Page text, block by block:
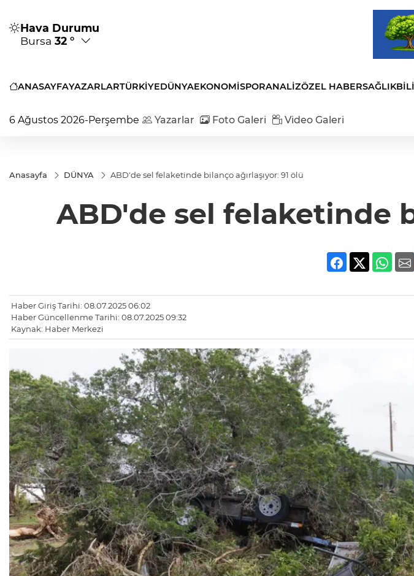
Hava Durumu
Bursa 32 °
ANASAYFAYAZARLARTÜRKİYEDÜNYAEKONOMİSPORANALİZÖZEL HABERSAĞLIK
6 Ağustos 2026-Perşembe Yazarlar Foto Galeri Video Galeri
Anasayfa DÜNYA ABD'de sel felaketinde bilanço ağırlaşıyor: 91 ölü
ABD'de sel felaketinde
Haber Giriş Tarihi: 08.07.2025 06:02
Haber Güncellenme Tarihi: 08.07.2025 09:32
Kaynak: Haber Merkezi